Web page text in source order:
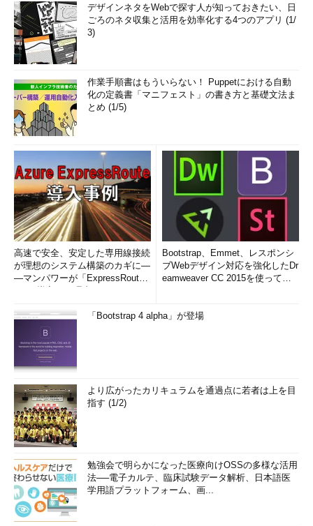
デザインネタをWebで探す人が知っておきたい、日
ごろのネタ収集と活用を効率化する4つのアプリ (1/
3)
作業手順書はもういらない！ Puppetにおける自動
化の定義書「マニフェスト」の書き方と基礎文法ま
とめ (1/5)
高速で安全、安定した専用線接続
が理想のシステム構築のカギに―
―マンパワーが「ExpressRout
Bootstrap、Emmet、レスポンシ
ブWebデザイン対応を強化したDr
eamweaver CC 2015を使って
「Bootstrap 4 alpha」が登場
より広がったカリキュラムを通過点に若者は上を目
指す (1/2)
勉強会で明らかになった医療向けOSSの多様な活用
法──電子カルテ、臨床試験データ解析、日本語医
学用語プラットフォーム、画...